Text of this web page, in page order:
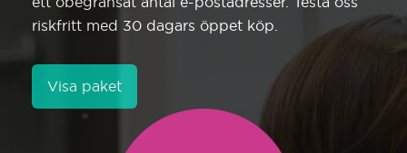
riskfritt med 30 dagars öppet köp.
Visa paket